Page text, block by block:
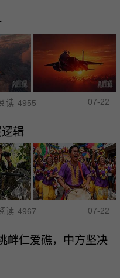
读 4955 07-22
辑
读 4967 07-22
衅仁爱礁，中方坚决